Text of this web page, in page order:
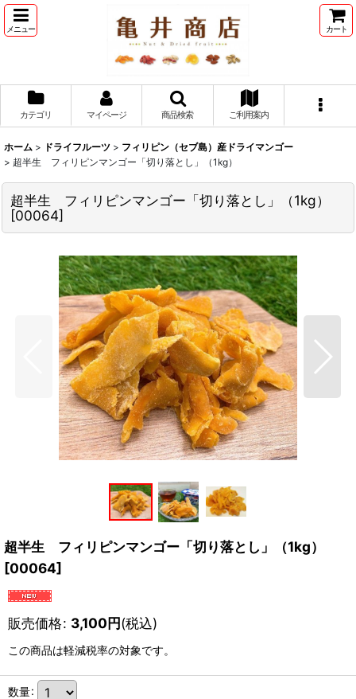
メニュー カート
カテゴリ マイページ 商品検索 ご利用案内
ホーム > ドライフルーツ > フィリピン（セブ島）産ドライマンゴー
> 超半生 フィリピンマンゴー「切り落とし」（1kg）
超半生 フィリピンマンゴー「切り落とし」（1kg）
[00064]
超半生 フィリピンマンゴー「切り落とし」（1kg）
[00064]
販売価格: 3,100円(税込)
この商品は軽減税率の対象です。
数量: